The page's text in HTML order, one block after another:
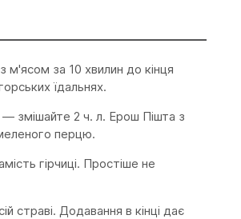
м'ясом за 10 хвилин до кінця
їдальнях.
— змішайте 2 ч. л. Ерош Пішта з
перцю.
гірчиці. Простіше не
страві. Додавання в кінці дає